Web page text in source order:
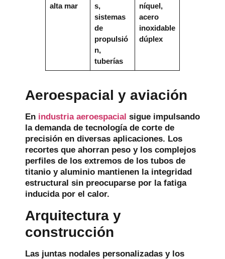
alta mar
s,
sistemas
de
propulsió
n,
tuberías
níquel,
acero
inoxidable
dúplex
Aeroespacial y aviación
En industria aeroespacial sigue impulsando
la demanda de tecnología de corte de
precisión en diversas aplicaciones. Los
recortes que ahorran peso y los complejos
perfiles de los extremos de los tubos de
titanio y aluminio mantienen la integridad
estructural sin preocuparse por la fatiga
inducida por el calor.
Arquitectura y
construcción
Las juntas nodales personalizadas y los